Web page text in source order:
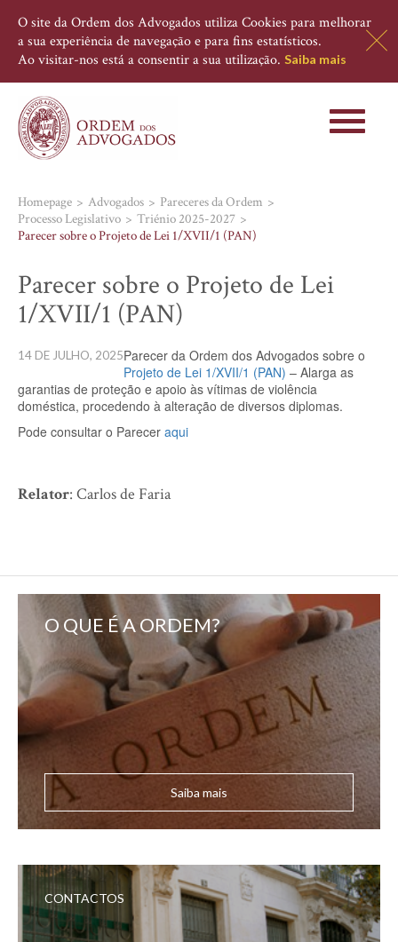
O site da Ordem dos Advogados utiliza Cookies para melhorar
a sua experiência de navegação e para fins estatísticos.
Ao visitar-nos está a consentir a sua utilização. Saiba mais
Toggle
Homepage Advogados
Pareceres da Ordem
Processo Legislativo
Triénio 2025-2027
Parecer sobre o Projeto de Lei 1/XVII/1 (PAN)
Parecer sobre o Projeto de Lei
1/XVII/1 (PAN)
14 DE JULHO, 2025Parecer da Ordem dos Advogados sobre o
Projeto de Lei 1/XVII/1 (PAN) – Alarga as
garantias de proteção e apoio às vítimas de violência
doméstica, procedendo à alteração de diversos diplomas.
Pode consultar o Parecer aqui
Relator: Carlos de Faria
O QUE É A ORDEM?
Saiba mais
CONTACTOS